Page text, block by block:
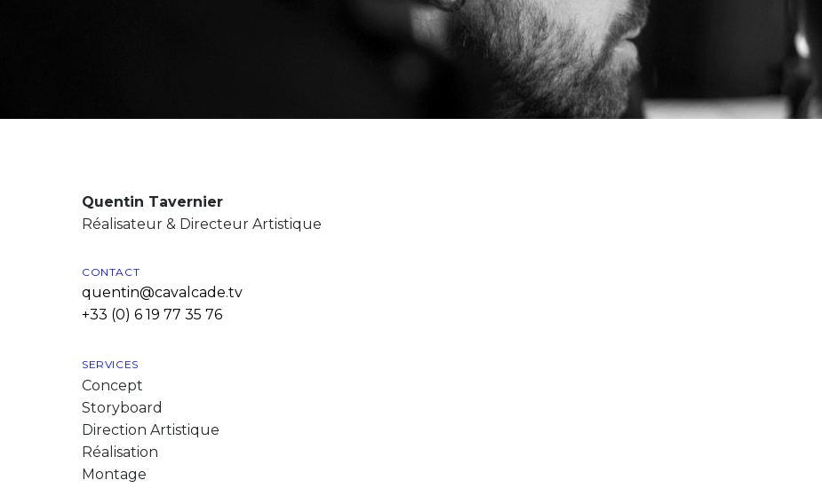
Quentin Tavernier
Réalisateur & Directeur Artistique
CONTACT
quentin@cavalcade.tv
+33 (0) 6 19 77 35 76
SERVICES
Concept
Storyboard
Direction Artistique
Réalisation
Montage